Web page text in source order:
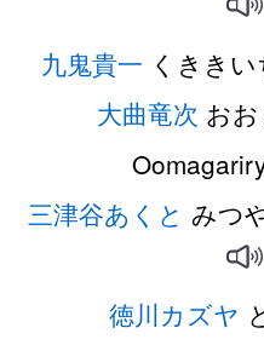
九鬼貴一 くきき
大曲竜次 お
三津谷あくと みつ
徳川カズヤ